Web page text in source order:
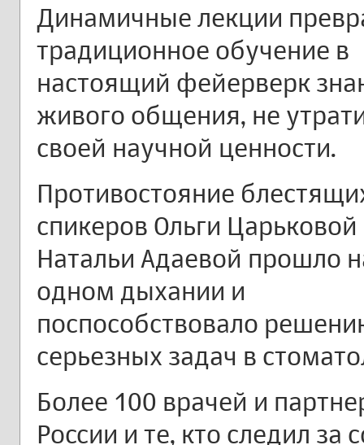
Динамичные лекции
традиционное обучение в
настоящий фейерверк
живого общения, не
своей научной ценности.
Противостояние
спикеров Ольги Царьковой
Натальи Адаевой прошло
одном дыхании и
поспособствовало
серьезных задач в
Более 100 врачей и
России и те, кто следил